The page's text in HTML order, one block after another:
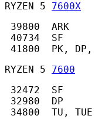
RYZEN 5 7600X
39800  ARK
40734  SF
41800  PK, DP,
RYZEN 5 7600
32472  SF
32980  DP
34800  TU, TUE